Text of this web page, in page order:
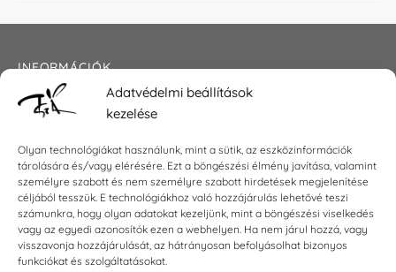
Adatvédelmi beállítások
kezelése
Olyan technológiákat használunk, mint a sütik, az eszközinformációk
tárolására és/vagy elérésére. Ezt a böngészési élmény javítása, valamint
személyre szabott és nem személyre szabott hirdetések megjelenítése
céljából tesszük. E technológiákhoz való hozzájárulás lehetővé teszi
számunkra, hogy olyan adatokat kezeljünk, mint a böngészési viselkedés
vagy az egyedi azonosítók ezen a webhelyen. Ha nem járul hozzá, vagy
visszavonja hozzájárulását, az hátrányosan befolyásolhat bizonyos
funkciókat és szolgáltatásokat.
INFORMÁCIÓK
Általános szerződési feltételek
Impresszum
KAPCSOLAT
E-mail:shop@torokszilvi.com